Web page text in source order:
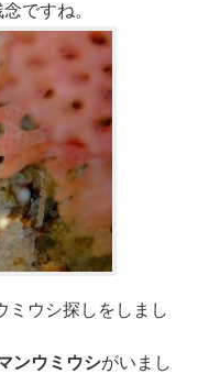
ですね。
ミウシ探しをしまし
ンウミウシがいまし